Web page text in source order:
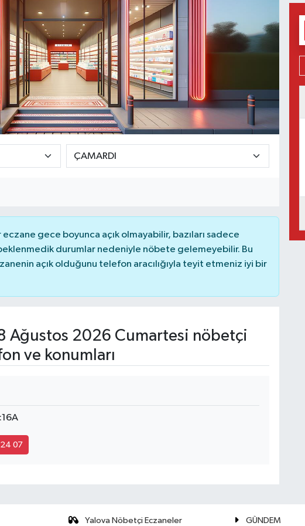
eczane gece boyunca açık olmayabilir, bazıları sadece
durumlar nedeniyle nöbete gelemeyebilir. Bu
açık olduğunu telefon aracılığıyla teyit etmeniz iyi bir
Ağustos 2026 Cumartesi nöbetçi
ve konumları
24 07
Yalova Nöbetçi Eczaneler
GÜNDEM